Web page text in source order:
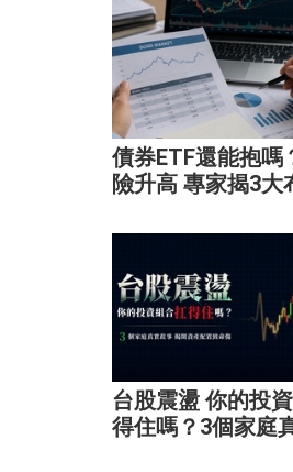
債券ETF還能抱嗎
險升高 專家揭3大
台股震盪 你的投
得住嗎？3個家庭